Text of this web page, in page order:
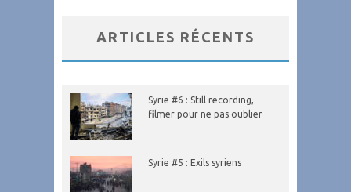
ARTICLES RÉCENTS
Syrie #6 : Still recording,
filmer pour ne pas oublier
Syrie #5 : Exils syriens